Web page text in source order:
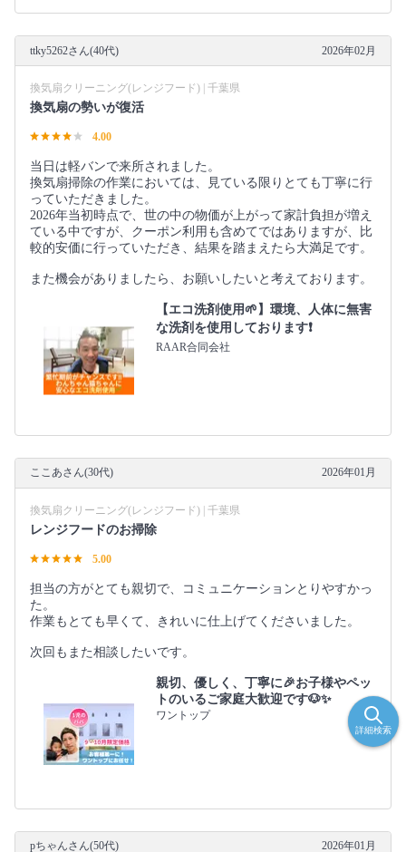
ttky5262さん(40代) 2026年02月
換気扇クリーニング(レンジフード) | 千葉県
換気扇の勢いが復活
4.00
当日は軽バンで来所されました。
換気扇掃除の作業においては、見ている限りとても丁寧に行
っていただきました。
2026年当初時点で、世の中の物価が上がって家計負担が増え
ている中ですが、クーポン利用も含めてではありますが、比
較的安価に行っていただき、結果を踏まえたら大満足です。
また機会がありましたら、お願いしたいと考えております。
【エコ洗剤使用🌱】環境、人体に無害
な洗剤を使用しております❗️
RAAR合同会社
ここあさん(30代) 2026年01月
換気扇クリーニング(レンジフード) | 千葉県
レンジフードのお掃除
5.00
担当の方がとても親切で、コミュニケーションとりやすかっ
た。
作業もとても早くて、きれいに仕上げてくださいました。
次回もまた相談したいです。
親切、優しく、丁寧に🎉お子様やペッ
トのいるご家庭大歓迎です🐶✨
ワントップ
pちゃんさん(50代) 2026年01月
詳細検索